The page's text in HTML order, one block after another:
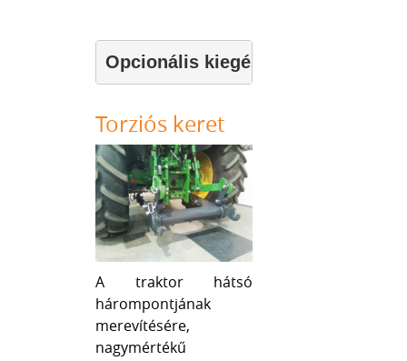
Opcionális kiegészítő egység
Torziós keret
A traktor hátsó
hárompontjának
merevítésére,
nagymértékű